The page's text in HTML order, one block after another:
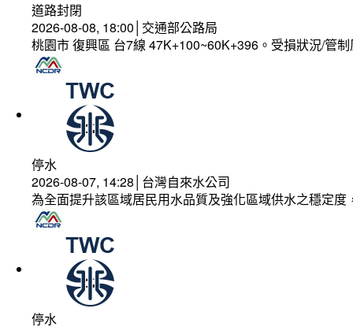
道路封閉
2026-08-08, 18:00│交通部公路局
桃園市 復興區 台7線 47K+100~60K+396。受損狀況/管
停水
2026-08-07, 14:28│台灣自來水公司
為全面提升該區域居民用水品質及強化區域供水之穩定
停水